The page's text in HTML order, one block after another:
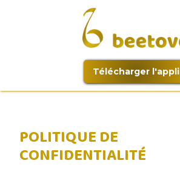
Télécharger l'appli
POLITIQUE DE
CONFIDENTIALITÉ